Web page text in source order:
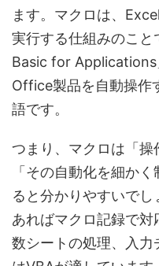
ます。マクロは、
実行する仕組みのこ
Basic for Applications
Office製品を自動操作
語です。
つまり、マクロは「
「その自動化を細か
ると分かりやすいで
あればマクロ記録で
数シートの処理、入